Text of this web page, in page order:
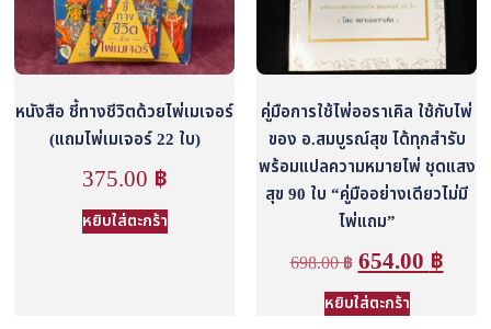
หนังสือ ชี้ทางชีวิตด้วยไพ่เมเจอร์
(แถมไพ่เมเจอร์ 22 ใบ)
375.00 ฿
หยิบใส่ตะกร้า
คู่มือการใช้ไพ่ออราเคิล ใช้กับไพ่
ของ อ.สมบูรณ์สุข ได้ทุกสำรับ
พร้อมแปลความหมายไพ่ ชุดแสง
สุข 90 ใบ “คู่มืออย่างเดียวไม่มี
ไพ่แถม”
698.00฿ 654.00 ฿
หยิบใส่ตะกร้า